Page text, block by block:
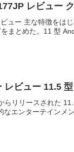
レビュー
ュー 主な特徴をは
まとめた。11 型
ビュー 11.5
らリリースされた
エンターテインメ